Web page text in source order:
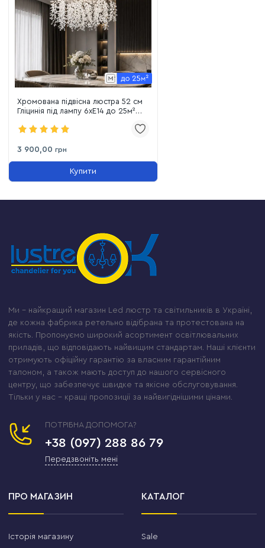
Хромована підвісна люстра 52 см
Гліцинія під лампу 6xE14 до 25м²
3 900,00 грн
Купити
Ми – найкращий магазин Led люстр та світильників в Україні,
де кожна фабрика ретельно відібрана та протестована на
якість. Пропонуємо широкий асортимент освітлювальних
приладів, що відповідають найвищим стандартам. Наші клієнти
отримують офіційну гарантію за власним гарантійним
талоном, а також мають доступ до нашого сервісного
центру, що забезпечує швидке та якісне обслуговування.
Тільки у нас – кращі пропозиції за найвигіднішими цінами.
ПОТРІБНА ДОПОМОГА?
+38 (097) 288 86 79
Передзвоніть мені
ПРО МАГАЗИН
Історія магазину
КАТАЛОГ
Sale